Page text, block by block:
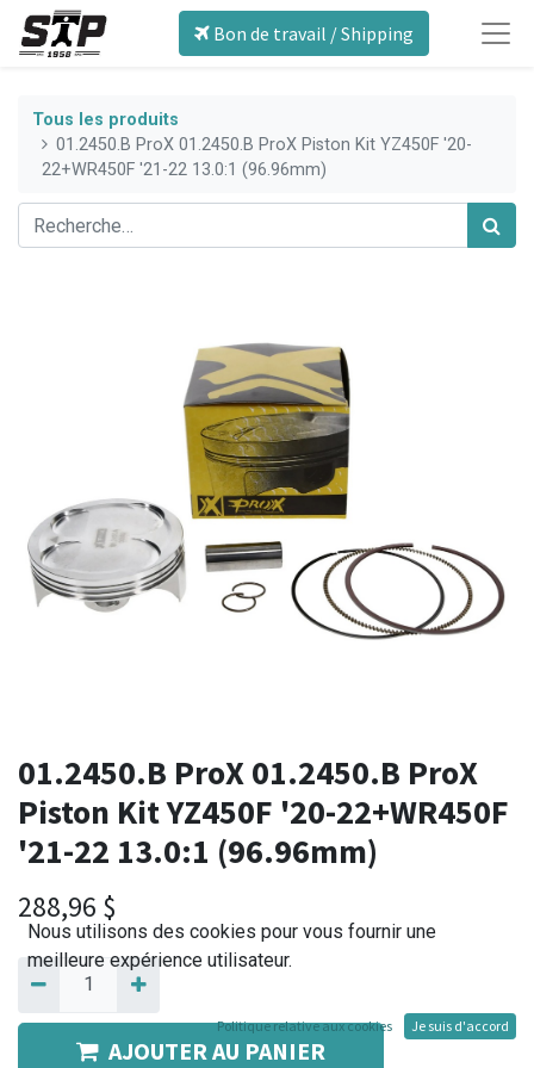
Bon de travail / Shipping
Tous les produits
01.2450.B ProX 01.2450.B ProX Piston Kit YZ450F '20-
22+WR450F '21-22 13.0:1 (96.96mm)
01.2450.B ProX 01.2450.B ProX
Piston Kit YZ450F '20-22+WR450F
'21-22 13.0:1 (96.96mm)
288,96 $
AJOUTER AU PANIER
Nous utilisons des cookies pour vous fournir une
meilleure expérience utilisateur.
Politique relative aux cookies Je suis d'accord